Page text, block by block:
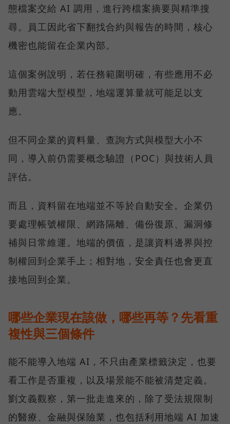
態檔案交給 AI 調用，進行跨檔案摘要與精準搜
尋。員工因此省下翻找合約與報告的時間，核心
機密也能留在企業內部。
這個案例說明，若任務範圍明確，有些應用不必
動用雲端大型模型，地端運算量就可能足以支
應。
但不同企業的資料量、查詢方式與模型大小不
同，導入前仍需要概念驗證（POC）與技術人員
評估。
而且，資料留在地端並不等於自動安全。企業仍
要處理帳號權限、網路隔離、備份復原、漏洞修
補與日常維運。地端的價值，是讓資料邊界與控
制權回到企業手上；相對地，安全責任也會更直
接地回到企業。
哪些企業現在該做，哪些再等？先看重
複性與三個條件
能不能導入地端 AI，不只由產業標籤決定，也要
看工作是否重複，以及場景能不能被清楚定義。
劉文義觀察，第一批走進來的，除了受法規限制
的醫療、金融與保險業，也包括利用地端 AI 加速